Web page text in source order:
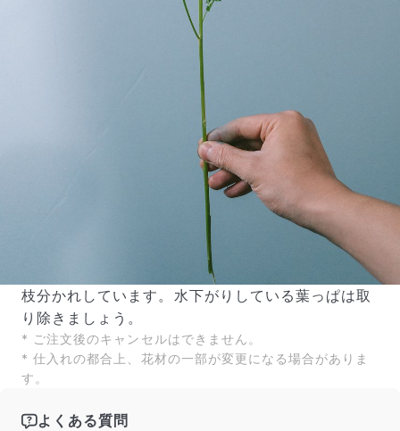
枝分かれしています。水下がりしている葉っぱは取
り除きましょう。
* ご注文後のキャンセルはできません。
* 仕入れの都合上、花材の一部が変更になる場合がありま
す。
よくある質問